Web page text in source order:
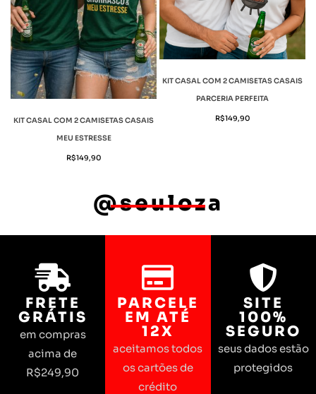
KIT CASAL COM 2 CAMISETAS CASAIS
MEU ESTRESSE
R$149,90
KIT CASAL COM 2 CAMISETAS CASAIS
PARCERIA PERFEITA
R$149,90
@seuloza
FRETE
GRÁTIS
em compras
acima de
R$249,90
PARCELE
EM ATÉ
12X
aceitamos todos
os cartões de
crédito
SITE
100%
SEGURO
seus dados estão
protegidos